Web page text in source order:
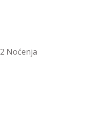
2 Noćenja